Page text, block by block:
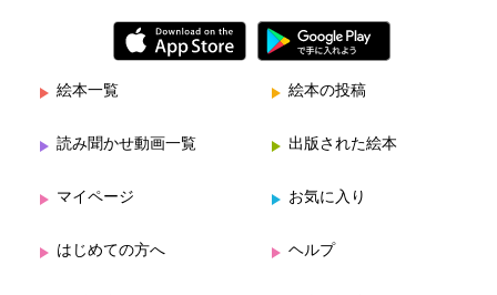
絵本一覧 絵本の投稿
読み聞かせ動画一覧 出版された絵本
マイページ お気に入り
はじめての方へ ヘルプ